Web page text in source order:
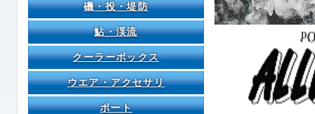
磯・投・堤防
鮎・渓流
クーラーボックス
ウエア・アクセサリ
ボート